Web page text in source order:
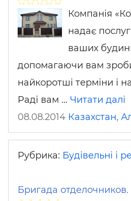
Компанія
надає
ваших
допомагаючи вам
найкоротші терміни і
Раді вам … Читати далі
08.08.2014 Казахстан,
Рубрика: Будівельні і
Бригада отделочников.